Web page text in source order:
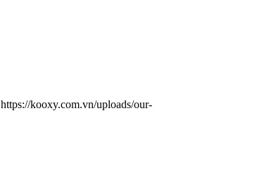
https://kooxy.com.vn/uploads/our-